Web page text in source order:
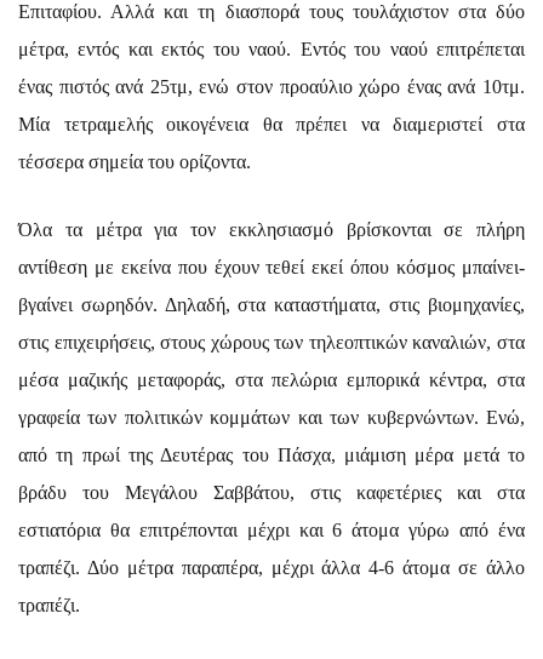
Επιταφίου. Αλλά και τη διασπορά τους τουλάχιστον στα δύο
μέτρα, εντός και εκτός του ναού. Εντός του ναού επιτρέπεται
ένας πιστός ανά 25τμ, ενώ στον προαύλιο χώρο ένας ανά 10τμ.
Μία τετραμελής οικογένεια θα πρέπει να διαμεριστεί στα
τέσσερα σημεία του ορίζοντα.
Όλα τα μέτρα για τον εκκλησιασμό βρίσκονται σε πλήρη
αντίθεση με εκείνα που έχουν τεθεί εκεί όπου κόσμος μπαίνει-
βγαίνει σωρηδόν. Δηλαδή, στα καταστήματα, στις βιομηχανίες,
στις επιχειρήσεις, στους χώρους των τηλεοπτικών καναλιών, στα
μέσα μαζικής μεταφοράς, στα πελώρια εμπορικά κέντρα, στα
γραφεία των πολιτικών κομμάτων και των κυβερνώντων. Ενώ,
από τη πρωί της Δευτέρας του Πάσχα, μιάμιση μέρα μετά το
βράδυ του Μεγάλου Σαββάτου, στις καφετέριες και στα
εστιατόρια θα επιτρέπονται μέχρι και 6 άτομα γύρω από ένα
τραπέζι. Δύο μέτρα παραπέρα, μέχρι άλλα 4-6 άτομα σε άλλο
τραπέζι.